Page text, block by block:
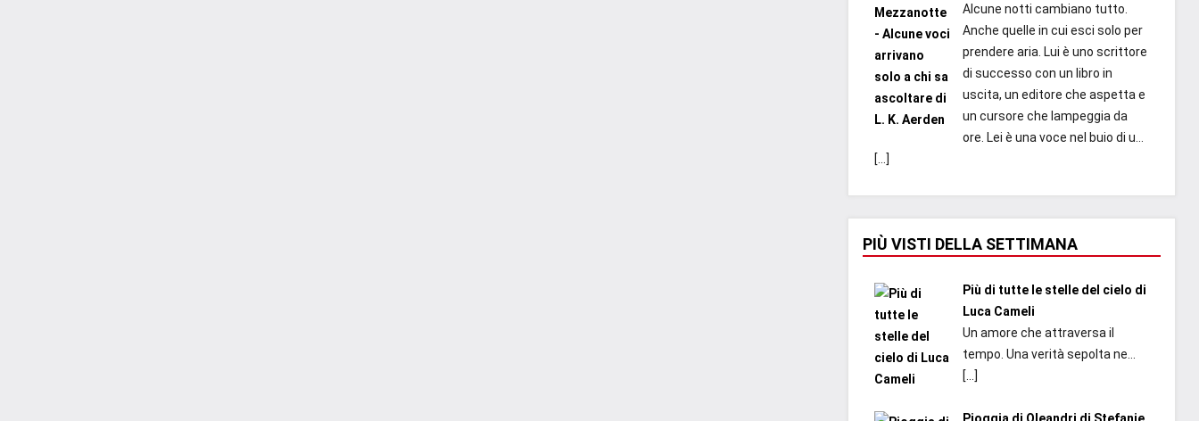
Alcune notti cambiano tutto.
Anche quelle in cui esci solo per
prendere aria. Lui è uno scrittore
di successo con un libro in
uscita, un editore che aspetta e
un cursore che lampeggia da
ore. Lei è una voce nel buio di u...
[…]
PIÙ VISTI DELLA SETTIMANA
Più di tutte le stelle del cielo di
Luca Cameli
Un amore che attraversa il
tempo. Una verità sepolta ne...
[…]